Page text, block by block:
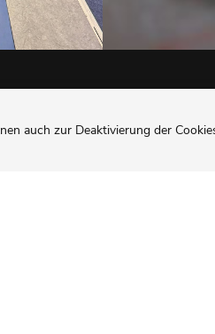
auch zur Deaktivierung der